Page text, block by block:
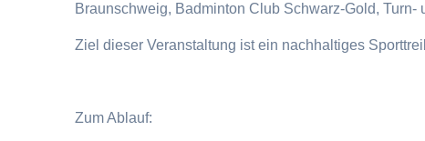
Braunschweig, Badminton Club Schwarz-Gold,
Ziel dieser Veranstaltung ist ein nachhaltiges
Zum Ablauf: